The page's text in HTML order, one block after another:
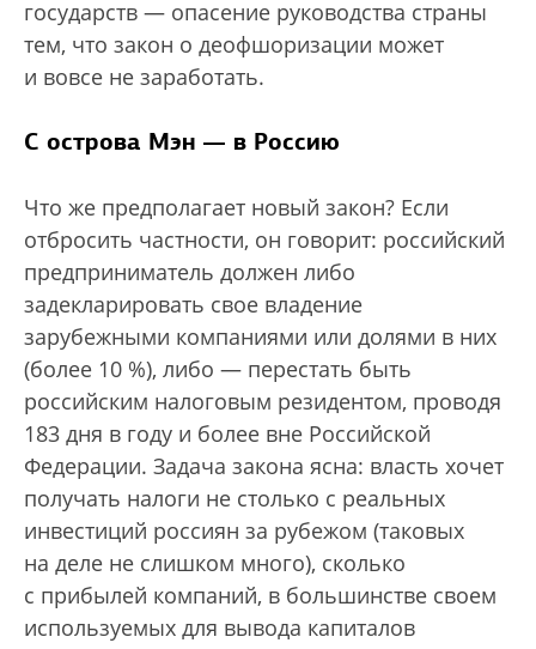
государств — опасение руководства страны
тем, что закон о деофшоризации может
и вовсе не заработать.
С острова Мэн — в Россию
Что же предполагает новый закон? Если
отбросить частности, он говорит: российский
предприниматель должен либо
задекларировать свое владение
зарубежными компаниями или долями в них
(более 10 %), либо — перестать быть
российским налоговым резидентом, проводя
183 дня в году и более вне Российской
Федерации. Задача закона ясна: власть хочет
получать налоги не столько с реальных
инвестиций россиян за рубежом (таковых
на деле не слишком много), сколько
с прибылей компаний, в большинстве своем
используемых для вывода капиталов